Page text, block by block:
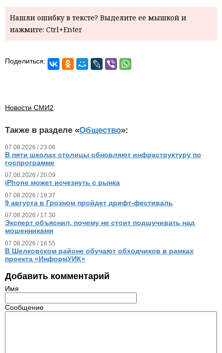
Нашли ошибку в тексте? Выделите ее мышкой и
нажмите: Ctrl+Enter
Поделиться:
Новости СМИ2
Также в разделе «Общество»:
07.08.2026 / 23.06
В пяти школах столицы обновляют инфраструктуру по
госпрограмме
07.08.2026 / 20.09
iPhone может исчезнуть с рынка
07.08.2026 / 19.37
9 августа в Грозном пройдет дрифт-фестиваль
07.08.2026 / 17.30
Эксперт объяснил, почему не стоит подшучивать над
мошенниками
07.08.2026 / 16.55
В Шелковском районе обучают обходчиков в рамках
проекта «ИнформУИК»
Добавить комментарий
Имя
Сообщение